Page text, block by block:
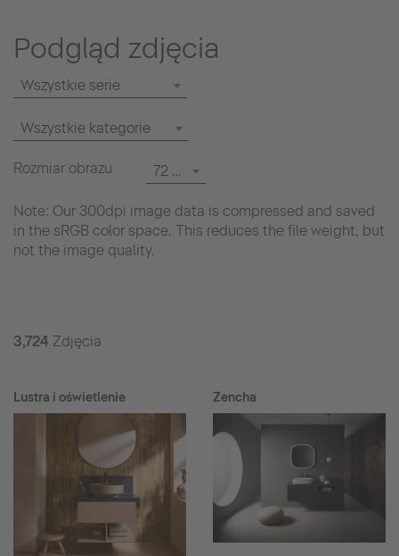
Podgląd zdjęcia
Wszystkie serie
Wszystkie kategorie
Rozmiar obrazu 72 dpi
Note: Our 300dpi image data is compressed and saved
in the sRGB color space. This reduces the file weight, but
not the image quality.
3,724 Zdjęcia
Lustra i oświetlenie Zencha